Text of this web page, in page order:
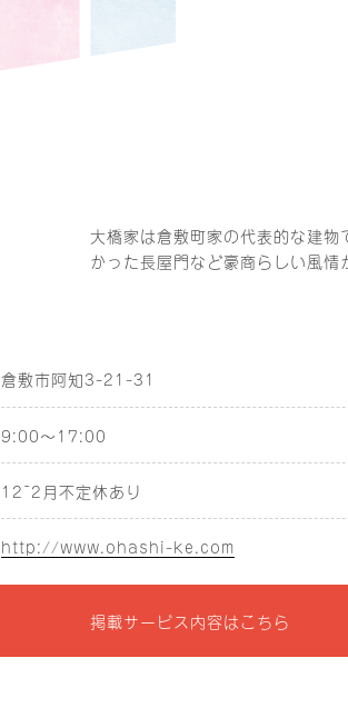
大橋家は倉敷町家の代表的な建
かった長屋門など豪商らしい風情
倉敷市阿知3-21-31
9:00～17:00
12~2月不定休あり
http://www.ohashi-ke.com
掲載サービス内容はこちら